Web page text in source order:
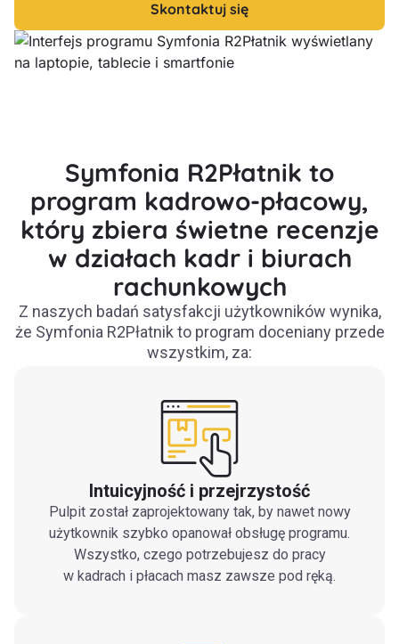
Skontaktuj się
Symfonia R2Płatnik to
program kadrowo-płacowy,
który zbiera świetne recenzje
w działach kadr i biurach
rachunkowych
Z naszych badań satysfakcji użytkowników wynika,
że Symfonia R2Płatnik to program doceniany przede
wszystkim, za:
Intuicyjność i przejrzystość
Pulpit został zaprojektowany tak, by nawet nowy
użytkownik szybko opanował obsługę programu.
Wszystko, czego potrzebujesz do pracy
w kadrach i płacach masz zawsze pod ręką.